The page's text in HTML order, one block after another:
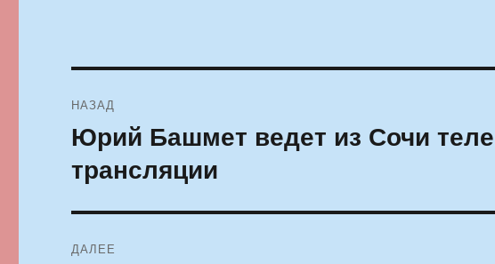
по
записям
НАЗАД
Предыдущая
запись:
Юрий Башмет ведет из Сочи
трансляции
ДАЛЕЕ